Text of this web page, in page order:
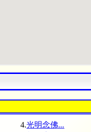
4.光明念佛...